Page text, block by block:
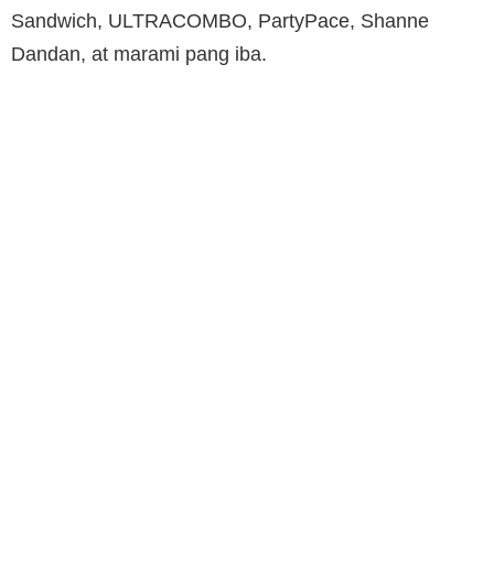
Sandwich, ULTRACOMBO, PartyPace, Shanne
Dandan, at marami pang iba.